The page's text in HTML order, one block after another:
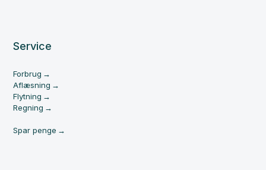
Service
Forbrug
Aflæsning
Flytning
Regning
Spar penge